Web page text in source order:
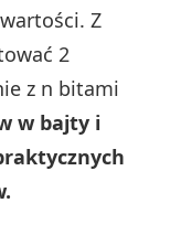
Z
2
z n bitami
w bajty i